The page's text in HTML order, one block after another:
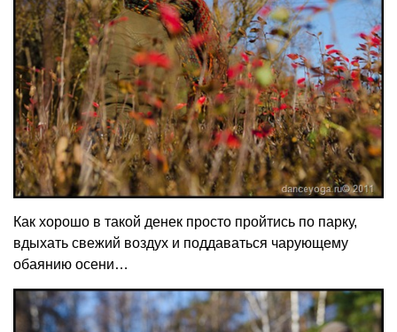
Как хорошо в такой денек просто пройтись по парку,
вдыхать свежий воздух и поддаваться чарующему
обаянию осени…